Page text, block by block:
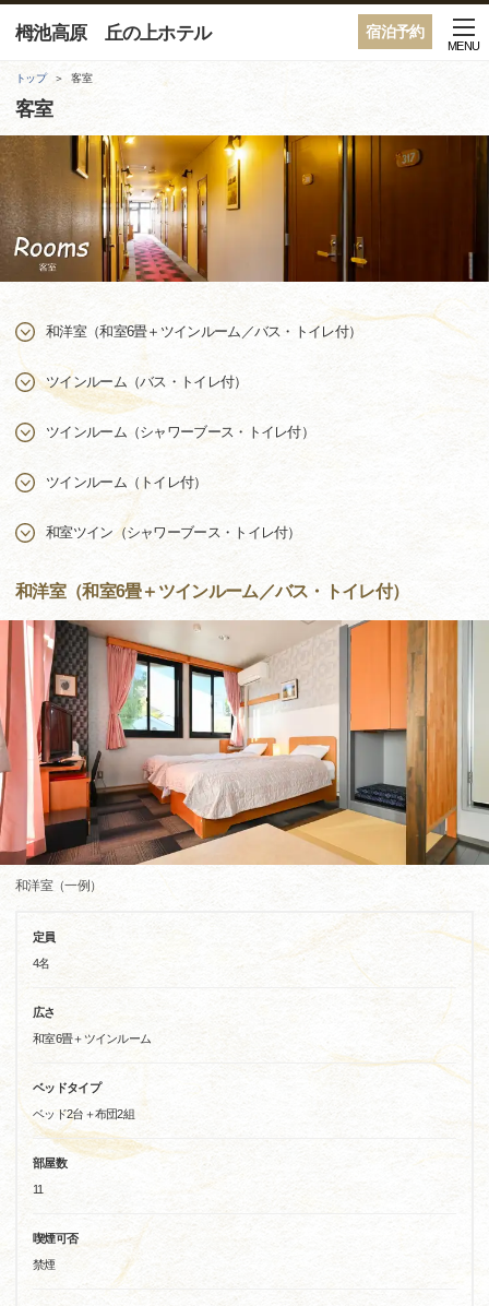
宿泊予約
栂池高原 丘の上ホテル
MENU
トップ 客室
客室
和洋室（和室6畳＋ツインルーム／バス・トイレ付）
ツインルーム（バス・トイレ付）
ツインルーム（シャワーブース・トイレ付）
ツインルーム（トイレ付）
和室ツイン（シャワーブース・トイレ付）
和洋室（和室6畳＋ツインルーム／バス・トイレ付）
和洋室（一例）
定員
4名
広さ
和室6畳＋ツインルーム
ベッドタイプ
ベッド2台＋布団2組
部屋数
11
喫煙可否
禁煙